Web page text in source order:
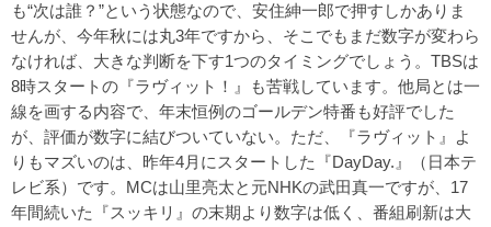
も“次は誰？”という状態なので、安住紳一郎で押すしかありま
せんが、今年秋には丸3年ですから、そこでもまだ数字が変わら
なければ、大きな判断を下す1つのタイミングでしょう。TBSは
8時スタートの『ラヴィット！』も苦戦しています。他局とは一
線を画する内容で、年末恒例のゴールデン特番も好評でした
が、評価が数字に結びついていない。ただ、『ラヴィット』よ
りもマズいのは、昨年4月にスタートした『DayDay.』（日本テ
レビ系）です。MCは山里亮太と元NHKの武田真一ですが、17
年間続いた『スッキリ』の末期より数字は低く、番組刷新は大